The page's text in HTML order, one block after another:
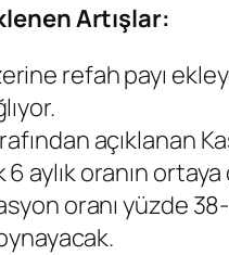
Artışlar:
refah payı
açıklanan
aylık oranın ortaya
oranı yüzde